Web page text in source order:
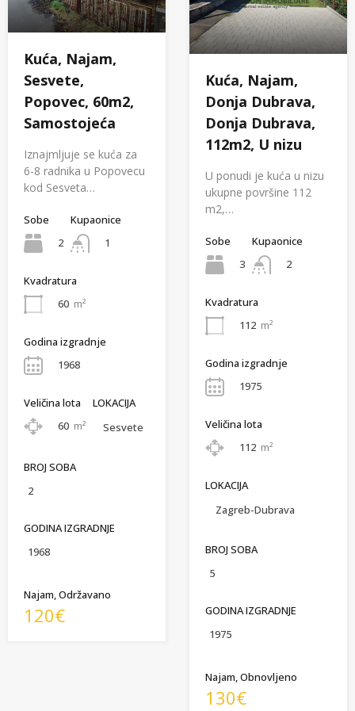
Kuća, Najam,
Sesvete,
Popovec, 60m2,
Samostojeća
Iznajmljuje se kuća za
6-8 radnika u Popovecu
kod Sesveta…
Sobe
2
Kupaonice
1
Kvadratura
60 m²
Godina izgradnje
1968
Veličina lota
60 m²
LOKACIJA
Sesvete
BROJ SOBA
2
GODINA IZGRADNJE
1968
Najam, Održavano
120€
Kuća, Najam,
Donja Dubrava,
Donja Dubrava,
112m2, U nizu
U ponudi je kuća u nizu
ukupne površine 112
m2,…
Sobe
3
Kupaonice
2
Kvadratura
112 m²
Godina izgradnje
1975
Veličina lota
112 m²
LOKACIJA
Zagreb-Dubrava
BROJ SOBA
5
GODINA IZGRADNJE
1975
Najam, Obnovljeno
130€